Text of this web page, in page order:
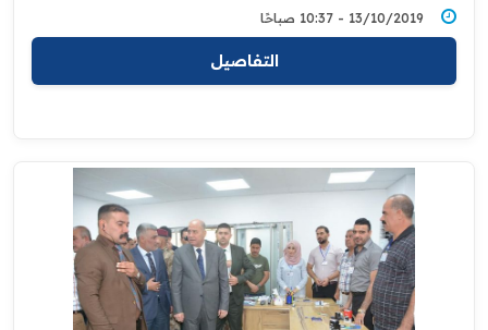
13/10/2019 - 10:37 صباحًا
التفاصيل